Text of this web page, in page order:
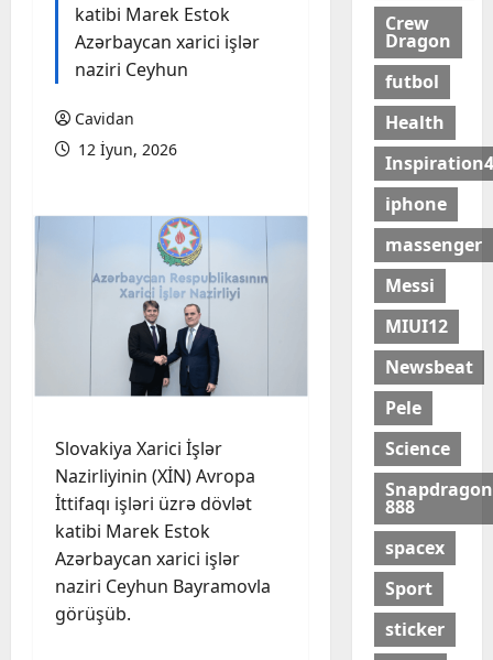
katibi Marek Estok
Azərbaycan xarici işlər
naziri Ceyhun
Cavidan
12 İyun, 2026
Slovakiya Xarici İşlər
Nazirliyinin (XİN) Avropa
İttifaqı işləri üzrə dövlət
katibi Marek Estok
Azərbaycan xarici işlər
naziri Ceyhun Bayramovla
görüşüb.
Crew
Dragon
futbol
Health
Inspiration4
iphone
massenger
Messi
MIUI12
Newsbeat
Pele
Science
Snapdragon
888
spacex
Sport
sticker